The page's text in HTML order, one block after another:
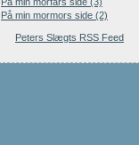
På min mormors side (2)
Peters Slægts RSS Feed